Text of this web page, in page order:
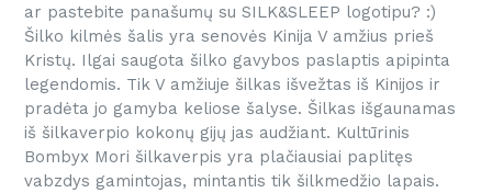
ar pastebite panašumų su SILK&SLEEP logotipu? :)
Šilko kilmės šalis yra senovės Kinija V amžius prieš
Kristų. Ilgai saugota šilko gavybos paslaptis apipinta
legendomis. Tik V amžiuje šilkas išvežtas iš Kinijos ir
pradėta jo gamyba keliose šalyse. Šilkas išgaunamas
iš šilkaverpio kokonų gijų jas audžiant. Kultūrinis
Bombyx Mori šilkaverpis yra plačiausiai paplitęs
vabzdys gamintojas, mintantis tik šilkmedžio lapais.